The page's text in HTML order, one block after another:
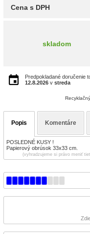
Cena s DPH
skladom
Predpokladané doručenie
12.8.2026 v streda
Popis Komentáre
POSLEDNÉ KUSY !
Papierový obrúsok 33x33 cm.
(vyhradzujeme si právo meniť